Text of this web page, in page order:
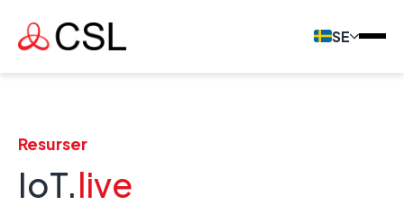
SE
Resurser
IoT.live